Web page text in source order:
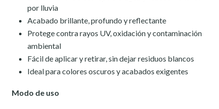
por lluvia
Acabado brillante, profundo y reflectante
Protege contra rayos UV, oxidación y contaminación
ambiental
Fácil de aplicar y retirar, sin dejar residuos blancos
Ideal para colores oscuros y acabados exigentes
Modo de uso